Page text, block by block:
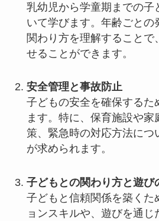
乳幼児から学童期までの子
いて学びます。年齢ごとの
関わり方を理解することで
せることができます。
安全管理と事故防止
子どもの安全を確保するた
ます。特に、保育施設や家
策、緊急時の対応方法につ
が求められます。
子どもとの関わり方と遊び
子どもと信頼関係を築くた
ョンスキルや、遊びを通じ